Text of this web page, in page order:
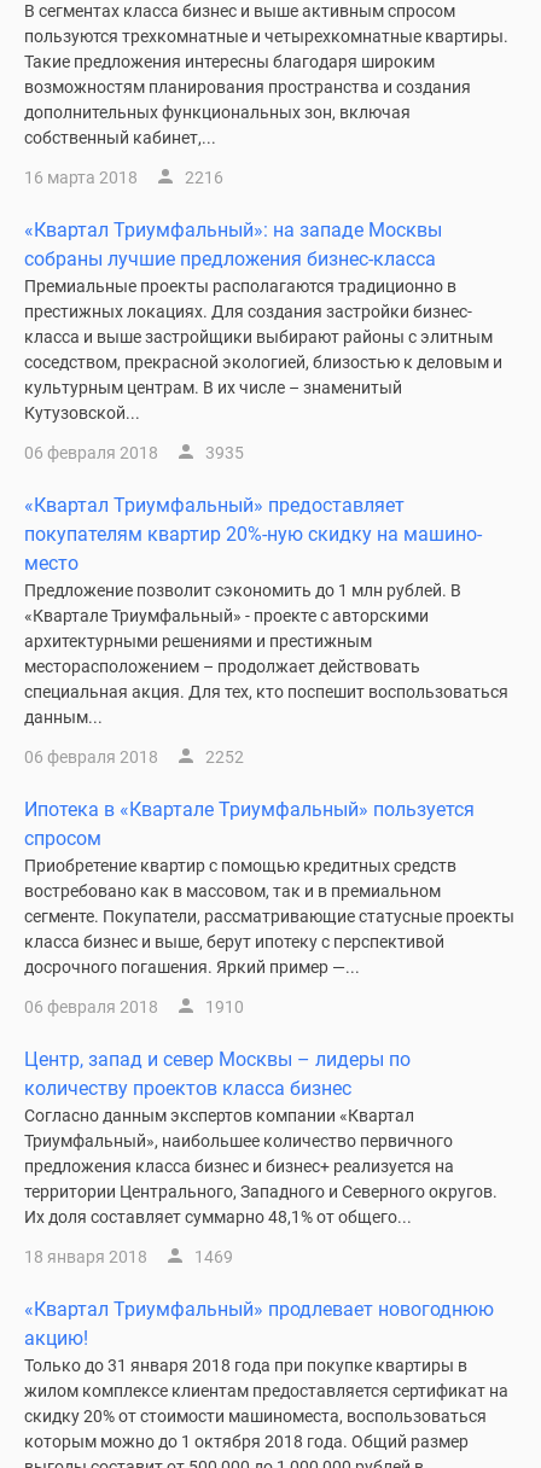
В сегментах класса бизнес и выше активным спросом
пользуются трехкомнатные и четырехкомнатные квартиры.
Такие предложения интересны благодаря широким
возможностям планирования пространства и создания
дополнительных функциональных зон, включая
собственный кабинет,...
16 марта 2018 2216
«Квартал Триумфальный»: на западе Москвы
собраны лучшие предложения бизнес-класса
Премиальные проекты располагаются традиционно в
престижных локациях. Для создания застройки бизнес-
класса и выше застройщики выбирают районы с элитным
соседством, прекрасной экологией, близостью к деловым и
культурным центрам. В их числе – знаменитый
Кутузовской...
06 февраля 2018 3935
«Квартал Триумфальный» предоставляет
покупателям квартир 20%-ную скидку на машино-
место
Предложение позволит сэкономить до 1 млн рублей. В
«Квартале Триумфальный» - проекте с авторскими
архитектурными решениями и престижным
месторасположением – продолжает действовать
специальная акция. Для тех, кто поспешит воспользоваться
данным...
06 февраля 2018 2252
Ипотека в «Квартале Триумфальный» пользуется
спросом
Приобретение квартир с помощью кредитных средств
востребовано как в массовом, так и в премиальном
сегменте. Покупатели, рассматривающие статусные проекты
класса бизнес и выше, берут ипотеку с перспективой
досрочного погашения. Яркий пример —...
06 февраля 2018 1910
Центр, запад и север Москвы – лидеры по
количеству проектов класса бизнес
Согласно данным экспертов компании «Квартал
Триумфальный», наибольшее количество первичного
предложения класса бизнес и бизнес+ реализуется на
территории Центрального, Западного и Северного округов.
Их доля составляет суммарно 48,1% от общего...
18 января 2018 1469
«Квартал Триумфальный» продлевает новогоднюю
акцию!
Только до 31 января 2018 года при покупке квартиры в
жилом комплексе клиентам предоставляется сертификат на
скидку 20% от стоимости машиноместа, воспользоваться
которым можно до 1 октября 2018 года. Общий размер